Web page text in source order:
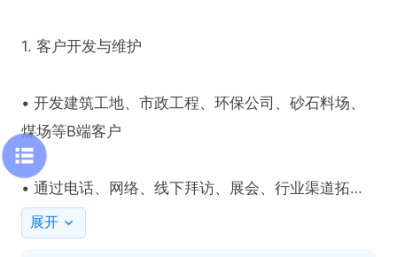
1. 客户开发与维护
• 开发建筑工地、市政工程、环保公司、砂石料场、
煤场等B端客户
• 通过电话、网络、线下拜访、展会、行业渠道拓展
客源
展开